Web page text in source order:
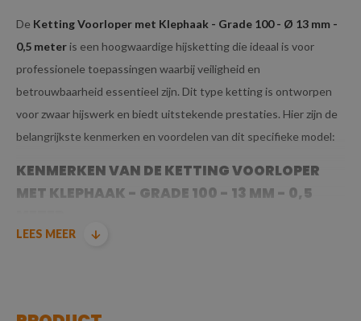
De Ketting Voorloper met Klephaak - Grade 100 - Ø 13 mm -
0,5 meteris een hoogwaardige hijsketting die ideaal is voor
professionele toepassingen waarbij veiligheid en
betrouwbaarheid essentieel zijn. Dit type ketting is ontworpen
voor zwaar hijswerk en biedt uitstekende prestaties. Hier zijn de
belangrijkste kenmerken en voordelen van dit specifieke model:
KENMERKEN VAN DE KETTING VOORLOPER
MET KLEPHAAK - GRADE 100 - 13 MM - 0,5
LEES MEER